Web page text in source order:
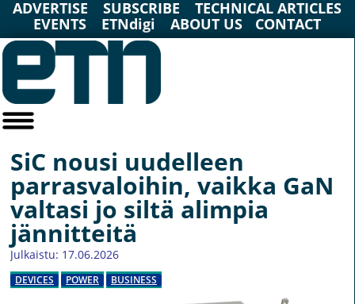
ADVERTISE SUBSCRIBE
TECHNICAL ARTICLES
EVENTS
ETNdigi ABOUT US CONTACT
SiC nousi uudelleen
parrasvaloihin, vaikka GaN
valtasi jo siltä alimpia
jännitteitä
Julkaistu: 17.06.2026
DEVICES POWER BUSINESS